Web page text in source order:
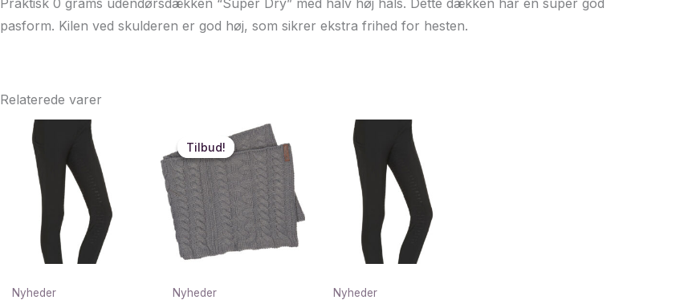
Praktisk 0 grams udendørsdækken “Super Dry” med halv høj hals. Dette dækken har en super god
pasform. Kilen ved skulderen er god høj, som sikrer ekstra frihed for hesten.
Relaterede varer
Nyheder
Tilbud!
Tilbud!
Nyheder Nyheder